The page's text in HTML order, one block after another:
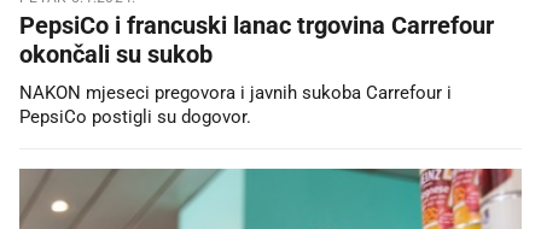
PepsiCo i francuski lanac trgovina Carrefour
okončali su sukob
NAKON mjeseci pregovora i javnih sukoba Carrefour i
PepsiCo postigli su dogovor.